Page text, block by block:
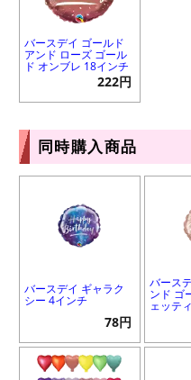
バースデイ ゴールド
アンド ローズ ゴール
ド オンブレ 18インチ
222円
同時購入商品
バースデイ ギャラク
シー 4インチ
78円
バース
ンド ゴ
ェッテ